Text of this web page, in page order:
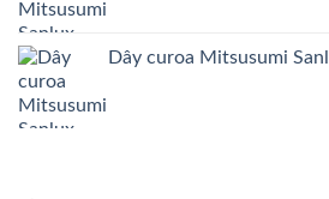
Dây curoa Mitsusumi